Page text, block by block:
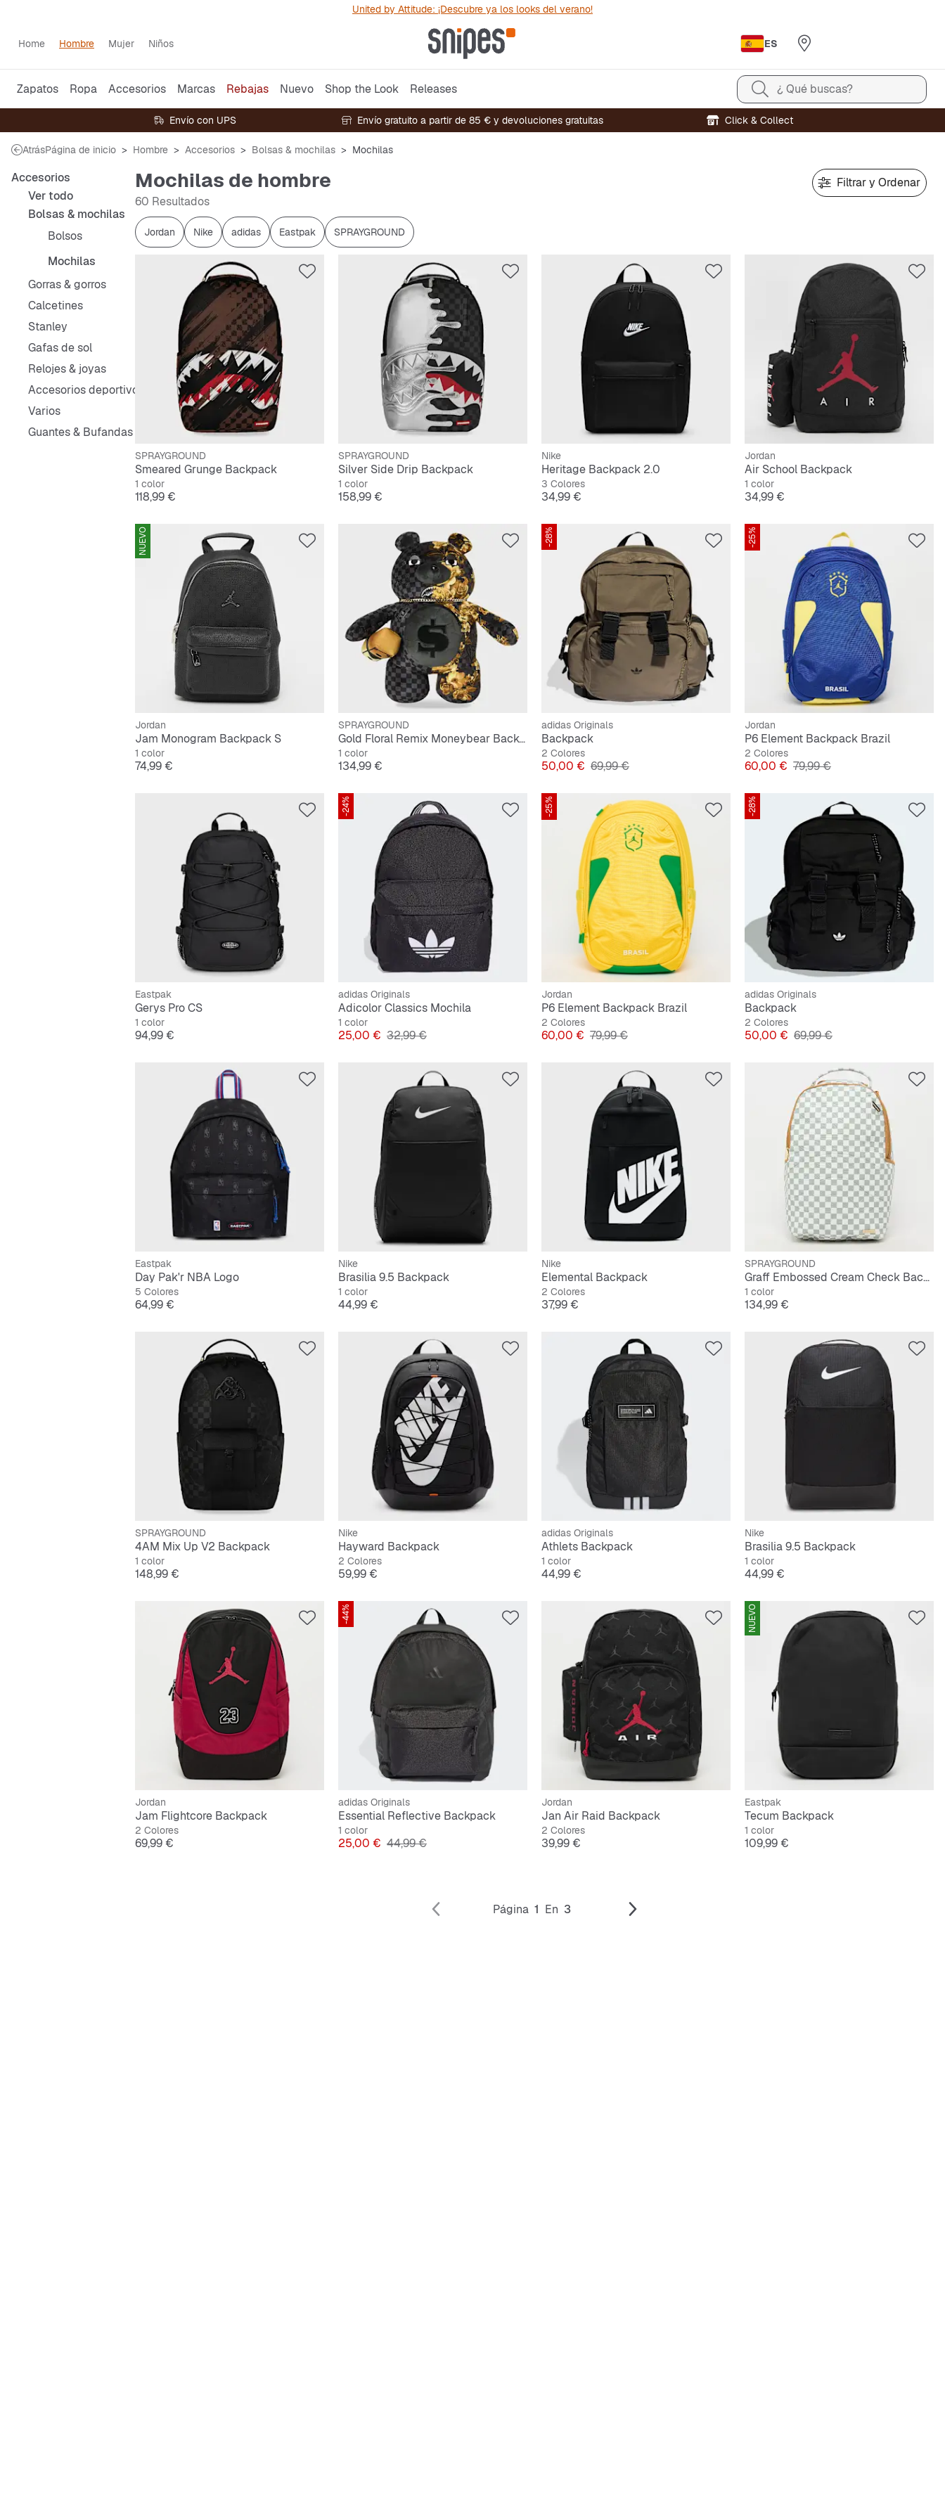
United by Attitude: ¡Descubre ya los looks del verano!
Home Hombre Mujer Niños ES
Zapatos Ropa Accesorios Marcas Rebajas Nuevo Shop the Look Releases ¿ Qué buscas?
Envío con UPS Envío gratuito a partir de 85 € y devoluciones gratuitas Click & Collect
AtrásPágina de inicio Hombre Accesorios Bolsas & mochilas Mochilas
Accesorios
Ver todo
Bolsas & mochilas
Bolsos
Mochilas
Gorras & gorros
Calcetines
Stanley
Gafas de sol
Relojes & joyas
Accesorios deportivos
Varios
Guantes & Bufandas
Mochilas de hombre
60 Resultados
Filtrar y Ordenar
Jordan Nike adidas Eastpak SPRAYGROUND
SPRAYGROUND
Smeared Grunge Backpack
1 color
Precio
118,99 €
SPRAYGROUND
Silver Side Drip Backpack
1 color
Precio
158,99 €
Nike
Heritage Backpack 2.0
3 Colores
Precio
34,99 €
Jordan
Air School Backpack
1 color
Precio
34,99 €
NUEVO
Jordan
Jam Monogram Backpack S
1 color
Precio
74,99 €
SPRAYGROUND
Gold Floral Remix Moneybear Backpack
1 color
Precio
134,99 €
-28%
adidas Originals
Backpack
2 Colores
Precio
50,00 € Precio original
69,99 €
-25%
Jordan
P6 Element Backpack Brazil
2 Colores
Precio
60,00 € Precio original
79,99 €
Eastpak
Gerys Pro CS
1 color
Precio
94,99 €
-24%
adidas Originals
Adicolor Classics Mochila
1 color
Precio
25,00 € Precio original
32,99 €
-25%
Jordan
P6 Element Backpack Brazil
2 Colores
Precio
60,00 € Precio original
79,99 €
-28%
adidas Originals
Backpack
2 Colores
Precio
50,00 € Precio original
69,99 €
Eastpak
Day Pak'r NBA Logo
5 Colores
Precio
64,99 €
Nike
Brasilia 9.5 Backpack
1 color
Precio
44,99 €
Nike
Elemental Backpack
2 Colores
Precio
37,99 €
SPRAYGROUND
Graff Embossed Cream Check Backpack
1 color
Precio
134,99 €
SPRAYGROUND
4AM Mix Up V2 Backpack
1 color
Precio
148,99 €
Nike
Hayward Backpack
2 Colores
Precio
59,99 €
adidas Originals
Athlets Backpack
1 color
Precio
44,99 €
Nike
Brasilia 9.5 Backpack
1 color
Precio
44,99 €
Jordan
Jam Flightcore Backpack
2 Colores
Precio
69,99 €
-44%
adidas Originals
Essential Reflective Backpack
1 color
Precio
25,00 € Precio original
44,99 €
Jordan
Jan Air Raid Backpack
2 Colores
Precio
39,99 €
NUEVO
Eastpak
Tecum Backpack
1 color
Precio
109,99 €
Página 1 En 3